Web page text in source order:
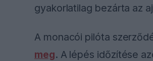
gyakorlatilag bezárta az
A monacói pilóta
meg. A lépés időzítése